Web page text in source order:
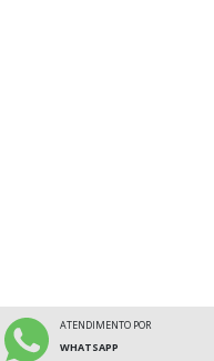
ATENDIMENTO POR
WHATSAPP